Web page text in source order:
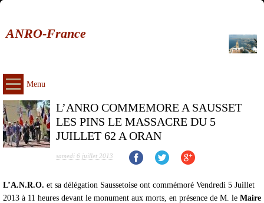
ANRO-France
Menu
L’ANRO COMMEMORE A SAUSSET
LES PINS LE MASSACRE DU 5
JUILLET 62 A ORAN
samedi 6 juillet 2013
L’A.N.R.O. et sa délégation Saussetoise ont commémoré Vendredi 5 Juillet
2013 à 11 heures devant le monument aux morts, en présence de M. le Maire